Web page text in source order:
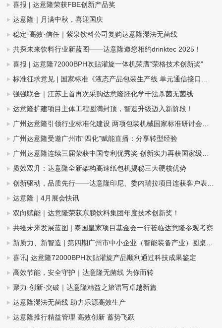
喜报 | 达意隆荣获FBE创新产品奖
达意隆｜月满中秋，喜迎国庆
稳定·高效·信任｜紫泉饮料公司复购达意隆湿法无菌线
共探未来饮料行业新蓝图——达意隆邀您相约drinktec 2025！
喜报 | 达意隆72000BPH吹贴灌旋一体机荣膺“荣格技术创新奖”
标准征求意见 | 国家标准《液态产品包装生产线 单元通信接口通用技术要求》&《全自动旋转式PET瓶吹瓶机》
强强联合｜江苏上首再次采购达意隆胚化学干法杀菌无菌线
达意隆扩建项目主体工程圆满封顶，智造升级迈入新阶段！
广州达意隆引领行业标准化建设 两项包装机械国家标准研讨会在穗成功召开
广州达意隆受邀广州市“四化”赋能直播：分享转型经验
广州达意隆连续三届荣获中国专利优秀奖 创新实力再获国家级认可
质效双升：达意隆全新架构高速纸包机揭秘三大硬核优势
创新驱动，品质先行——达意隆印尼、委内瑞拉项目连获客户表扬信
达意隆｜4月展会快讯
双向赋能｜达意隆荣获东鹏饮料集团年度技术创新奖！
共绘未来发展蓝图 | 泰国皇家项目基金会一行莅临达意隆参观考察
新质力、新智造 | 第四期广州市中小企业（智能装备产业）圆桌会议在达意隆召开
喜讯| 达意隆72000BPH吹贴灌旋产品顺利通过科技成果鉴定
高效节能，安全守护｜达意隆无菌线 为你而转
聚力·创新·突破｜达意隆精益之旅谱写卓越新篇
达意隆湿法无菌线 助力乐源高效生产
达意隆推行精益管理 高效创新 蓄势飞跃